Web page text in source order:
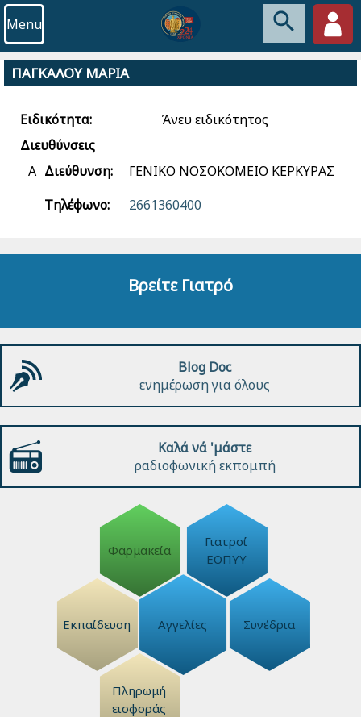
Menu
ΠΑΓΚΑΛΟΥ ΜΑΡΙΑ
Ειδικότητα:
Άνευ ειδικότητος
Διευθύνσεις
Α Διεύθυνση:
ΓΕΝΙΚΟ ΝΟΣΟΚΟΜΕΙΟ ΚΕΡΚΥΡΑΣ
Τηλέφωνο:
2661360400
Βρείτε Γιατρό
Blog Doc
ενημέρωση για όλους
Καλά νά 'μάστε
ραδιοφωνική εκπομπή
Φαρμακεία
Γιατροί
ΕΟΠΥΥ
Εκπαίδευση Αγγελίες Συνέδρια
Πληρωμή
εισφοράς